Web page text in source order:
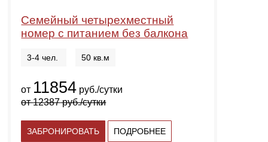
Семейный четырехместный
номер с питанием без балкона
3-4 чел. 50 кв.м
от 11854 руб./сутки
от12387руб./сутки
ЗАБРОНИРОВАТЬ ПОДРОБНЕЕ